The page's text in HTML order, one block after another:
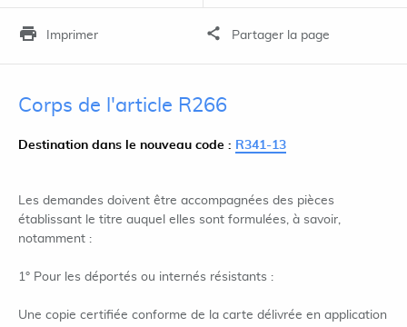
Imprimer Partager la page
Corps de l'article R266
Destination dans le nouveau code : R341-13
Les demandes doivent être accompagnées des pièces
établissant le titre auquel elles sont formulées, à savoir,
notamment :
1° Pour les déportés ou internés résistants :
Une copie certifiée conforme de la carte délivrée en application